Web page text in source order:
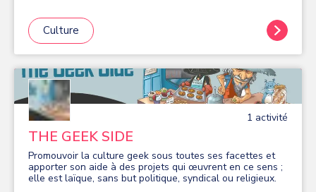
Culture
1 activité
THE GEEK SIDE
Promouvoir la culture geek sous toutes ses facettes et
apporter son aide à des projets qui œuvrent en ce sens ;
elle est laïque, sans but politique, syndical ou religieux.